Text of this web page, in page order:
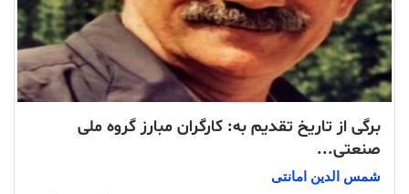
برگی از تاریخ تقدیم به: کارگران مبارز گروه ملی
صنعتی...
شمس الدین امانتی